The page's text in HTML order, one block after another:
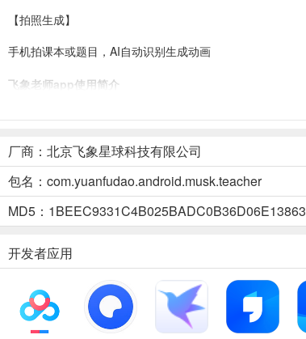
【拍照生成】
手机拍课本或题目，AI自动识别生成动画
飞象老师app使用简介
厂商：北京飞象星球科技有限公司
包名：com.yuanfudao.android.musk.teacher
MD5：1BEEC9331C4B025BADC0B36D06E13863
开发者应用